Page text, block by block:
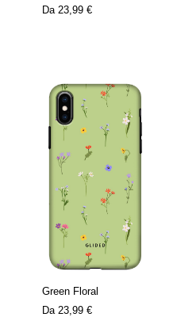
Da 23,99 €
Green Floral
Da 23,99 €